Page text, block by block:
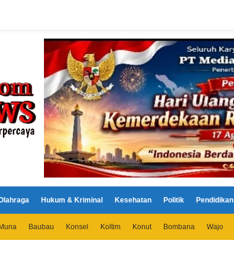
Hukum & Kriminal Kesehatan Politik Pendidikan
Baubau Konsel Koltim Konut Bombana Wajo